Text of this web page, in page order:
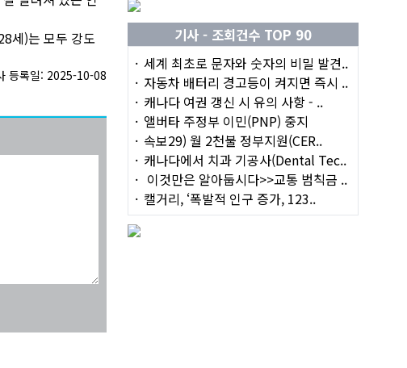
세)는 모두 강도
등록일: 2025-10-08
기사 - 조회건수 TOP 90
세계 최초로 문자와 숫자의 비밀 발견..
자동차 배터리 경고등이 켜지면 즉시 ..
캐나다 여권 갱신 시 유의 사항 - ..
앨버타 주정부 이민(PNP) 중지
속보29) 월 2천불 정부지원(CER..
캐나다에서 치과 기공사(Dental Tec..
이것만은 알아둡시다>>교통 범칙금 ..
캘거리, ‘폭발적 인구 증가, 123..